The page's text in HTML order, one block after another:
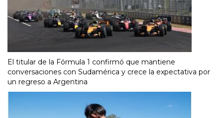
El titular de la Fórmula 1 confirmó que mantiene
conversaciones con Sudamérica y crece la expectativa por
un regreso a Argentina